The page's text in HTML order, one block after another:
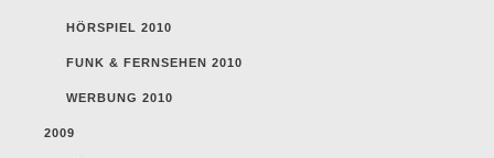
HÖRSPIEL 2010
FUNK & FERNSEHEN 2010
WERBUNG 2010
2009